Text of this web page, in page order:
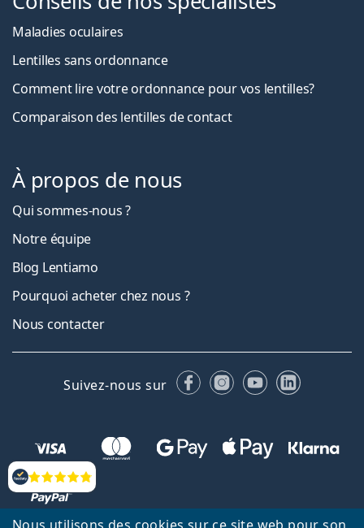
Évaluation
Maladies oculaires
Lentilles sans ordonnance
Comment lire votre ordonnance pour vos lentilles?
Comparaison des lentilles de contact
À propos de nous
Qui sommes-nous ?
Notre équipe
Blog Lentiamo
Pourquoi acheter chez nous ?
Nous contacter
Suivez-nous sur FacebookInstagram
YouTubeLinkedIn